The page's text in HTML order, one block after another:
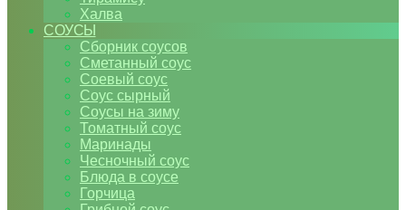
Халва
СОУСЫ
Сборник соусов
Сметанный соус
Соевый соус
Соус сырный
Соусы на зиму
Томатный соус
Маринады
Чесночный соус
Блюда в соусе
Горчица